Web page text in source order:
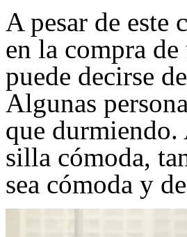
A pesar de este
en la compra
puede decirse
Algunas
que durmiendo.
silla cómoda,
sea cómoda y